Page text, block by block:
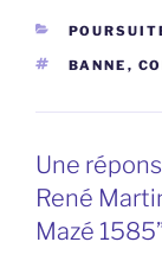
BANNE ,
Une
René
Mazé